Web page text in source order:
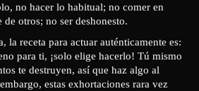
no hacer lo habitual; no comer en
otros; no ser deshonesto.
la receta para actuar auténticamente es:
para ti, ¡solo elige hacerlo! Tú mismo
te destruyen, así que haz algo al
estas exhortaciones rara vez